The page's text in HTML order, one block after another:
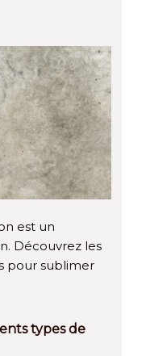
est un
Découvrez les
pour sublimer
types de